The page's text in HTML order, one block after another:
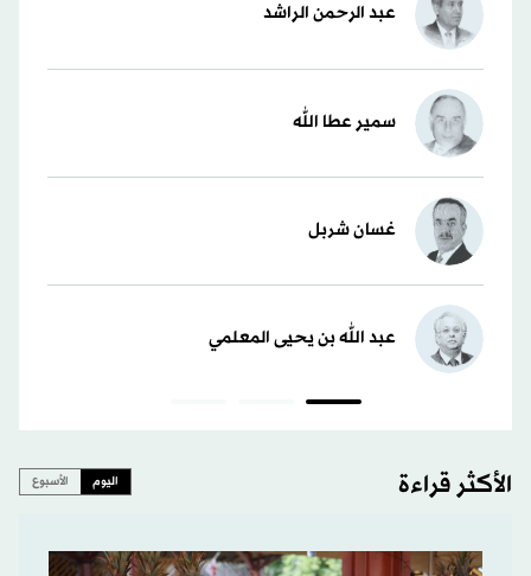
عبد الرحمن الراشد
سمير عطا الله
غسان شربل
عبد الله بن يحيى المعلمي
الأكثر قراءة اليوم الأسبوع